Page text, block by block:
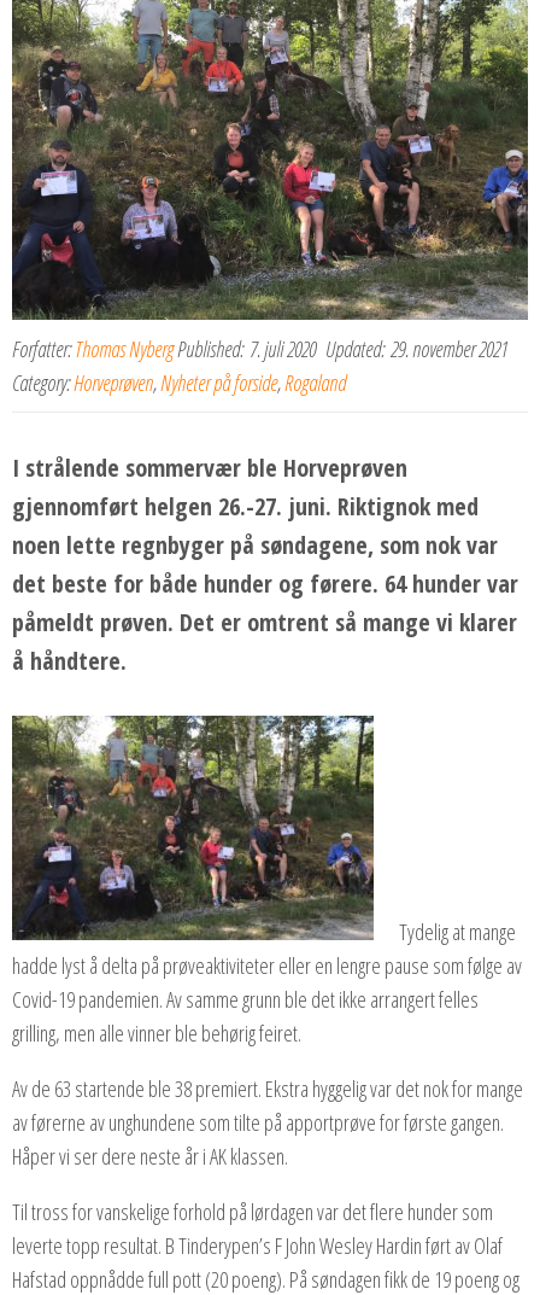
Forfatter:Thomas NybergPublished: 7. juli 2020 Updated: 29. november 2021
Category:Horveprøven,Nyheter på forside,Rogaland
I strålende sommervær ble Horveprøven
gjennomført helgen 26.-27. juni. Riktignok med
noen lette regnbyger på søndagene, som nok var
det beste for både hunder og førere. 64 hunder var
påmeldt prøven. Det er omtrent så mange vi klarer
å håndtere.
Tydelig at mange
hadde lyst å delta på prøveaktiviteter eller en lengre pause som følge av
Covid-19 pandemien. Av samme grunn ble det ikke arrangert felles
grilling, men alle vinner ble behørig feiret.
Av de 63 startende ble 38 premiert. Ekstra hyggelig var det nok for mange
av førerne av unghundene som tilte på apportprøve for første gangen.
Håper vi ser dere neste år i AK klassen.
Til tross for vanskelige forhold på lørdagen var det flere hunder som
leverte topp resultat. B Tinderypen’s F John Wesley Hardin ført av Olaf
Hafstad oppnådde full pott (20 poeng). På søndagen fikk de 19 poeng og